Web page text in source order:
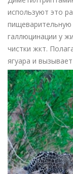
используют это
пищеварительную
галлюцинации у
чистки жкт.
ягуара и